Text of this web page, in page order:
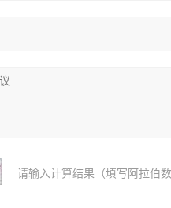
请输入计算结果（填写阿拉伯